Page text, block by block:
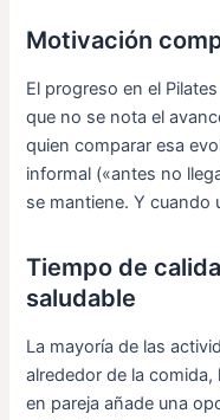
Motivación
El progreso en el
que no se nota el
quien comparar esa
informal («antes no
se mantiene. Y cuando
Tiempo de
saludable
La mayoría de las
alrededor de la comida,
en pareja añade una